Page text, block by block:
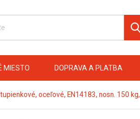
MIESTO DOPRAVA A PLATBA
oceľové, EN14183, nosn. 150